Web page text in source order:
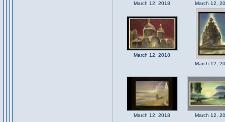
March 12, 2018 March 12,
March 12, 2018
March 12,
March 12, 2018 March 12,